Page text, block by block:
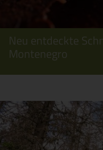
Neu entdeckte
Montenegro